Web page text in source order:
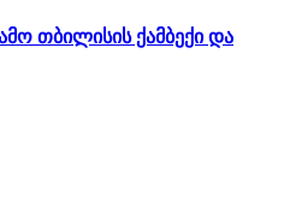
თბილისის ქამბექი და